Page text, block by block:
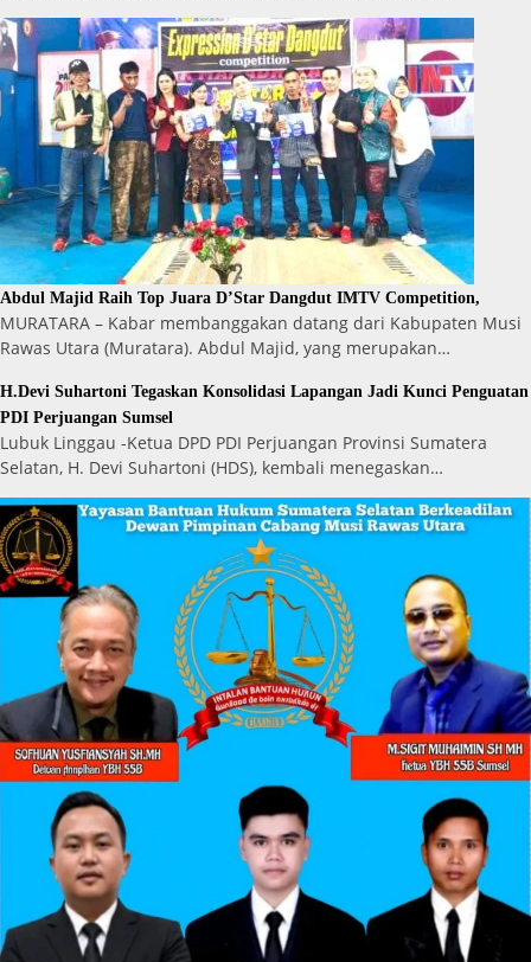
Abdul Majid Raih Top Juara D’Star Dangdut IMTV Competition,
MURATARA – Kabar membanggakan datang dari Kabupaten Musi
Rawas Utara (Muratara). Abdul Majid, yang merupakan…
H.Devi Suhartoni Tegaskan Konsolidasi Lapangan Jadi Kunci Penguatan
PDI Perjuangan Sumsel
Lubuk Linggau -Ketua DPD PDI Perjuangan Provinsi Sumatera
Selatan, H. Devi Suhartoni (HDS), kembali menegaskan…